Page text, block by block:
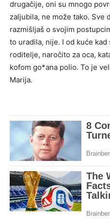
drugačije, oni su mnogo
zaljubila, ne može tako. Sve
razmišljaš o svojim
to uradila, nije. I od kuće kad
roditelje, naročito za oca,
kofom go*ana polio. To je
Marija.